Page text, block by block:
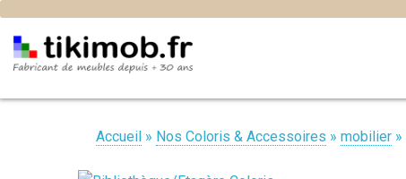
Accueil » Nos Coloris & Accessoires » mobilier »